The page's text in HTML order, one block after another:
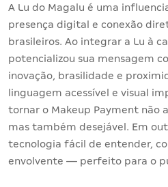
A Lu do Magalu é uma
presença digital e conexão
brasileiros. Ao integrar a Lu à
potencializou sua mensagem
inovação, brasilidade e
linguagem acessível e visual
tornar o Makeup Payment não
mas também desejável. Em
tecnologia fácil de entender,
envolvente — perfeito para o